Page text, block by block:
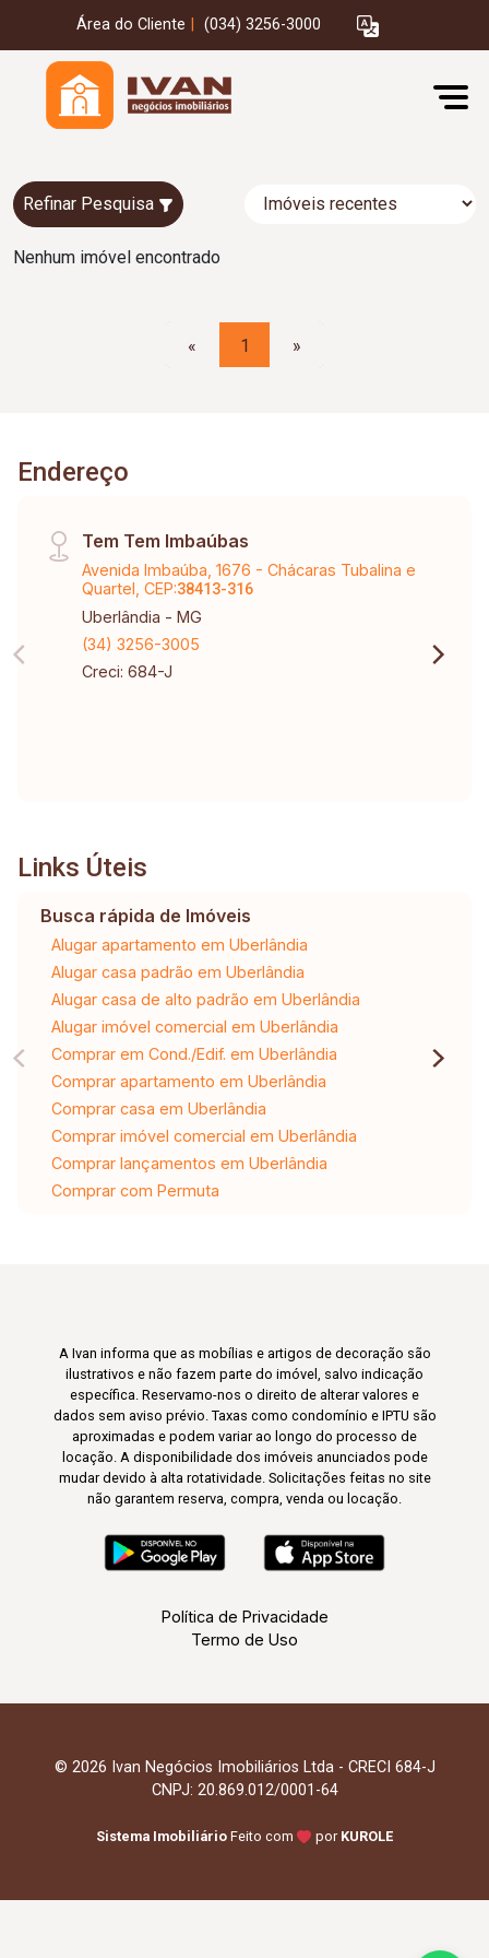
Área do Cliente (034) 3256-3000
Refinar Pesquisa
Nenhum imóvel encontrado
« 1 »
Endereço
Tem Tem Imbaúbas
Avenida Imbaúba, 1676 - Chácaras Tubalina e
Quartel, CEP:38413-316
Uberlândia - MG
(34) 3256-3005
Creci: 684-J
Links Úteis
Busca rápida de Imóveis
Alugar apartamento em Uberlândia
Alugar casa padrão em Uberlândia
Alugar casa de alto padrão em Uberlândia
Alugar imóvel comercial em Uberlândia
Comprar em Cond./Edif. em Uberlândia
Comprar apartamento em Uberlândia
Comprar casa em Uberlândia
Comprar imóvel comercial em Uberlândia
Comprar lançamentos em Uberlândia
Comprar com Permuta
A Ivan informa que as mobílias e artigos de decoração são
ilustrativos e não fazem parte do imóvel, salvo indicação
específica. Reservamo-nos o direito de alterar valores e
dados sem aviso prévio. Taxas como condomínio e IPTU são
aproximadas e podem variar ao longo do processo de
locação. A disponibilidade dos imóveis anunciados pode
mudar devido à alta rotatividade. Solicitações feitas no site
não garantem reserva, compra, venda ou locação.
Política de Privacidade
Termo de Uso
© 2026 Ivan Negócios Imobiliários Ltda - CRECI 684-J
CNPJ: 20.869.012/0001-64
Sistema Imobiliário Feito com por KUROLE